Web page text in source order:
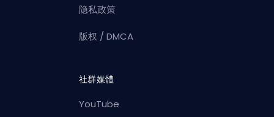
隐私政策
版权 / DMCA
社群媒體
YouTube